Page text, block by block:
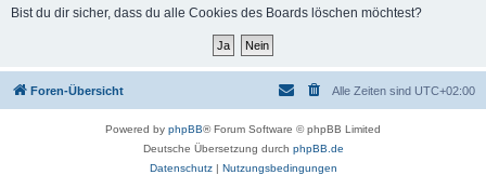
Bist du dir sicher, dass du alle Cookies des Boards löschen möchtest?
Foren-Übersicht Alle Zeiten sind UTC+02:00
Powered by phpBB® Forum Software © phpBB Limited
Deutsche Übersetzung durch phpBB.de
Datenschutz| Nutzungsbedingungen